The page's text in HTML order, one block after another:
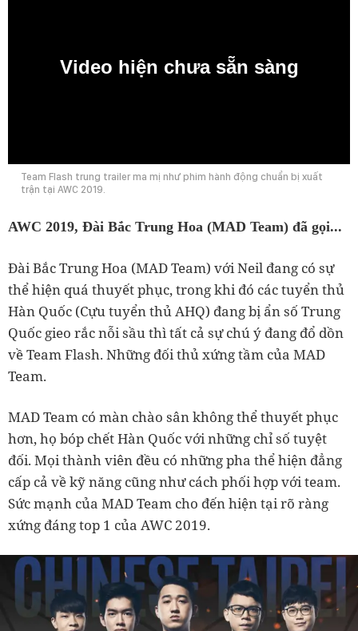
Video hiện chưa sẵn sàng
Team Flash trung trailer ma mị như phim hành động chuẩn bị xuất
trận tại AWC 2019.
AWC 2019, Đài Bắc Trung Hoa (MAD Team) đã gọi...
Đài Bắc Trung Hoa (MAD Team) với Neil đang có sự
thể hiện quá thuyết phục, trong khi đó các tuyển thủ
Hàn Quốc (Cựu tuyển thủ AHQ) đang bị ẩn số Trung
Quốc gieo rắc nỗi sầu thì tất cả sự chú ý đang đổ dồn
về Team Flash. Những đối thủ xứng tầm của MAD
Team.
MAD Team có màn chào sân không thể thuyết phục
hơn, họ bóp chết Hàn Quốc với những chỉ số tuyệt
đối. Mọi thành viên đều có những pha thể hiện đẳng
cấp cả về kỹ năng cũng như cách phối hợp với team.
Sức mạnh của MAD Team cho đến hiện tại rõ ràng
xứng đáng top 1 của AWC 2019.